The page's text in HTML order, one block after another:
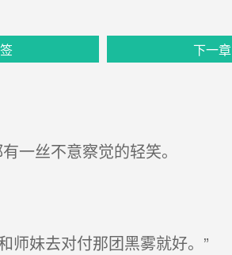
下一章
一丝不意察觉的轻笑。
师妹去对付那团黑雾就好。”